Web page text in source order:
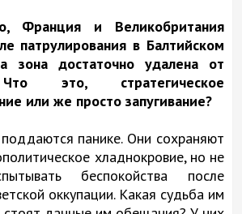
Франция и Великобритания
патрулирования в Балтийском
зона достаточно удалена от
это, стратегическое
или же просто запугивание?
панике. Они сохраняют
хладнокровие, но не
беспокойства после
оккупации. Какая судьба им